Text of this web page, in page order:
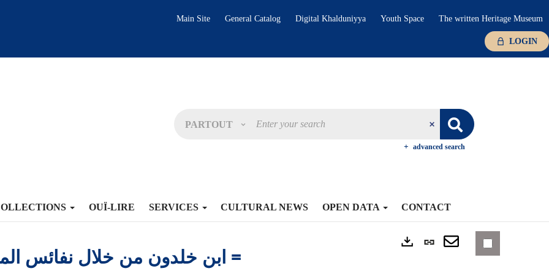
Main Site General Catalog Digital Khalduniyya Youth Space The written Heritage Museum
LOGIN
PARTOUT
advanced search
OUÏ-LIRE SERVICES CULTURAL NEWS OPEN DATA CONTACT
ابن خلدون من خلال نفائس المكتبة الوطنية =
Permanent